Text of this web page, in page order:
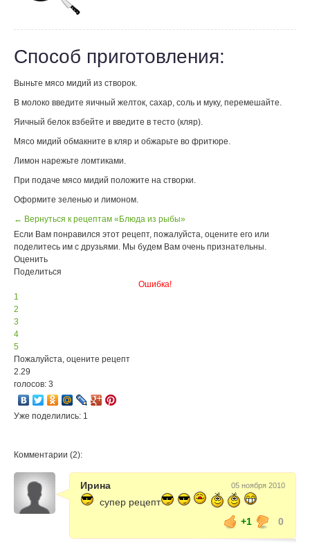
Способ приготовления:
Выньте мясо мидий из створок.
В молоко введите яичный желток, сахар, соль и муку, перемешайте.
Яичный белок взбейте и введите в тесто (кляр).
Мясо мидий обмакните в кляр и обжарьте во фритюре.
Лимон нарежьте ломтиками.
При подаче мясо мидий положите на створки.
Оформите зеленью и лимоном.
← Вернуться к рецептам «Блюда из рыбы»
Если Вам понравился этот рецепт, пожалуйста, оцените его или
поделитесь им с друзьями. Мы будем Вам очень признательны.
Оценить
Поделиться
Ошибка!
1
2
3
4
5
Пожалуйста, оцените рецепт
2.29
голосов: 3
Уже поделились: 1
Комментарии (2):
Ирина 05 ноября 2010
супер рецепт
+1
0